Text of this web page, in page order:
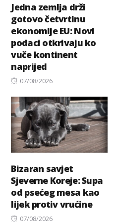
Jedna zemlja drži
gotovo četvrtinu
ekonomije EU: Novi
podaci otkrivaju ko
vuče kontinent
naprijed
Posted
07/08/2026
Bizaran savjet
Sjeverne Koreje: Supa
od psećeg mesa kao
lijek protiv vrućine
Posted
07/08/2026